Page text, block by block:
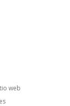
web